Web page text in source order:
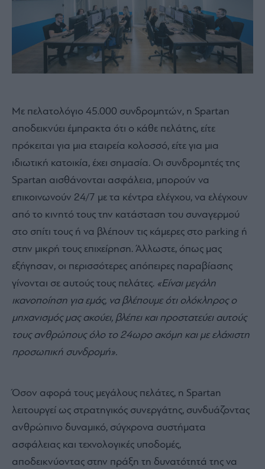
Με πελατολόγιο 45.000 συνδρομητών, η Spartan
αποδεικνύει έμπρακτα ότι ο κάθε πελάτης, είτε
πρόκειται για μια εταιρεία κολοσσό, είτε για μια
ιδιωτική κατοικία, έχει σημασία. Οι συνδρομητές της
Spartan αισθάνονται ασφάλεια, μπορούν να
επικοινωνούν 24/7 με τα κέντρα ελέγχου, να ελέγχουν
από το κινητό τους την κατάσταση του συναγερμού
στο σπίτι τους ή να βλέπουν τις κάμερες στο parking ή
στην μικρή τους επιχείρηση. Άλλωστε, όπως μας
εξήγησαν, οι περισσότερες απόπειρες παραβίασης
γίνονται σε αυτούς τους πελάτες. «Είναι μεγάλη
ικανοποίηση για εμάς, να βλέπουμε ότι ολόκληρος ο
μηχανισμός μας ακούει, βλέπει και προστατεύει αυτούς
τους ανθρώπους όλο το 24ωρο ακόμη και με ελάχιστη
προσωπική συνδρομή».
Όσον αφορά τους μεγάλους πελάτες, η Spartan
λειτουργεί ως στρατηγικός συνεργάτης, συνδυάζοντας
ανθρώπινο δυναμικό, σύγχρονα συστήματα
ασφάλειας και τεχνολογικές υποδομές,
αποδεικνύοντας στην πράξη τη δυνατότητά της να